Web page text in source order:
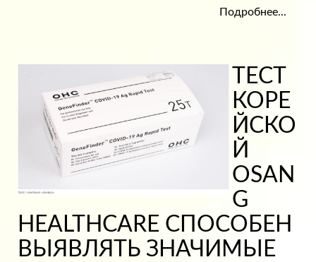
Подробнее...
ТЕСТ
КОРЕ
ЙСКО
Й
OSAN
G
HEALTHCARE СПОСОБЕН
ВЫЯВЛЯТЬ ЗНАЧИМЫЕ